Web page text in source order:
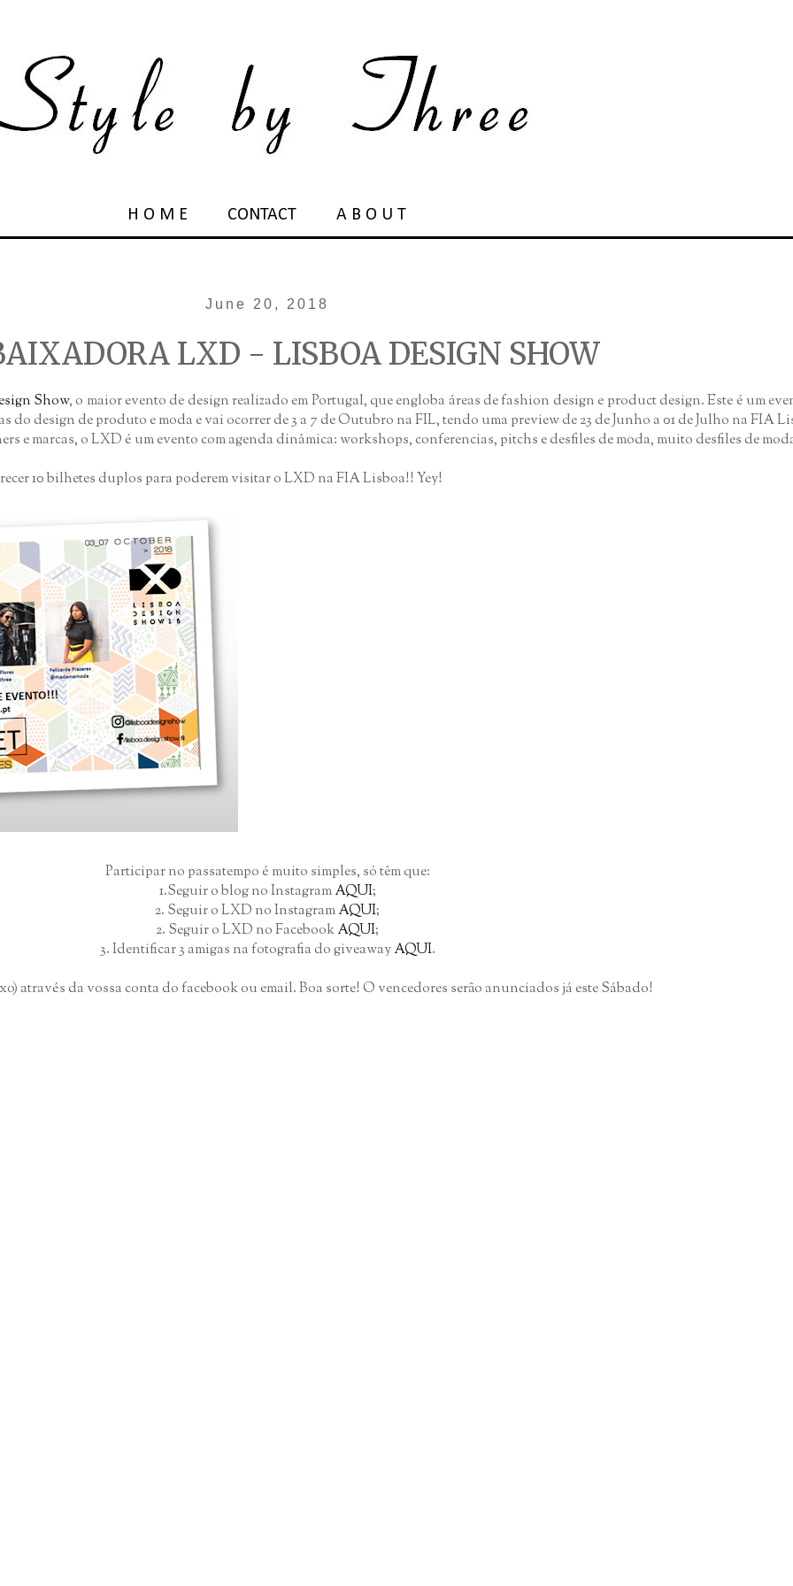
H O M E CONTACT A B O U T
June 20, 2018
LXD - LISBOA DESIGN SHOW
Show, o maior evento de design realizado em Portugal, que engloba áreas de fashion design e product design. Este é um
do design de produto e moda e vai ocorrer de 3 a 7 de Outubro na FIL, tendo uma preview de 23 de Junho a 01 de Julho na FIA
e marcas, o LXD é um evento com agenda dinâmica: workshops, conferencias, pitchs e desfiles de moda, muito desfiles de
10 bilhetes duplos para poderem visitar o LXD na FIA Lisboa!! Yey!
Participar no passatempo é muito simples, só têm que:
1.Seguir o blog no InstagramAQUI;
2. Seguir o LXD no InstagramAQUI;
2. Seguir o LXD no FacebookAQUI;
3. Identificar 3 amigas na fotografia do giveawayAQUI.
através da vossa conta do facebook ou email. Boa sorte! O vencedores serão anunciados já este Sábado!